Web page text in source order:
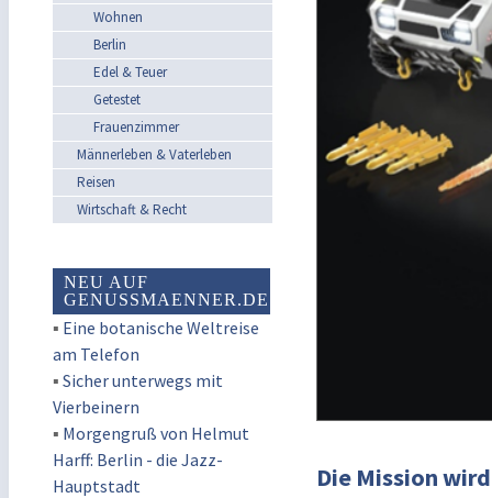
Wohnen
Berlin
Edel & Teuer
Getestet
Frauenzimmer
Männerleben & Vaterleben
Reisen
Wirtschaft & Recht
NEU AUF
GENUSSMAENNER.DE
▪ Eine botanische Weltreise
am Telefon
▪ Sicher unterwegs mit
Vierbeinern
▪ Morgengruß von Helmut
Harff: Berlin - die Jazz-
Hauptstadt
Die Mission